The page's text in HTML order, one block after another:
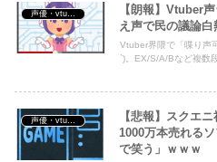
声優・vtuber・アニメ漫画ゲーム
【朗報】Vtuber
え声で民の議論白
Vtuber界隈で「喋り声
`)。EX/S/A/Bなど複数段
声優・vtuber・アニメ漫画ゲーム
【悲報】スクエ
1000万本売れる
で笑う」ｗｗｗ